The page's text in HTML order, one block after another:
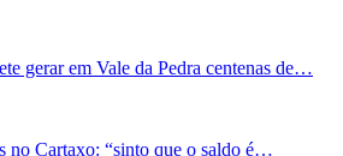
gerar em Vale da Pedra centenas de…
no Cartaxo: “sinto que o saldo é…